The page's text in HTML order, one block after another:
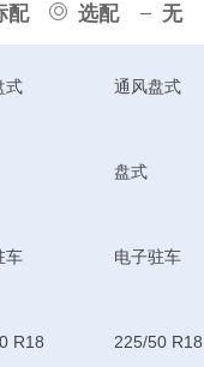
配 选配 无
式 通风盘式
盘式
车 电子驻车
R18 225/50 R18